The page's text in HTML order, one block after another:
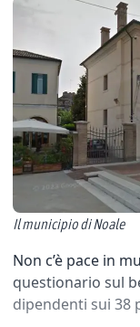
Il municipio di Noale
Non c’è pace in
questionario sul
dipendenti sui 38